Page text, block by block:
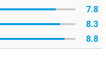
7.8
8.3
8.8